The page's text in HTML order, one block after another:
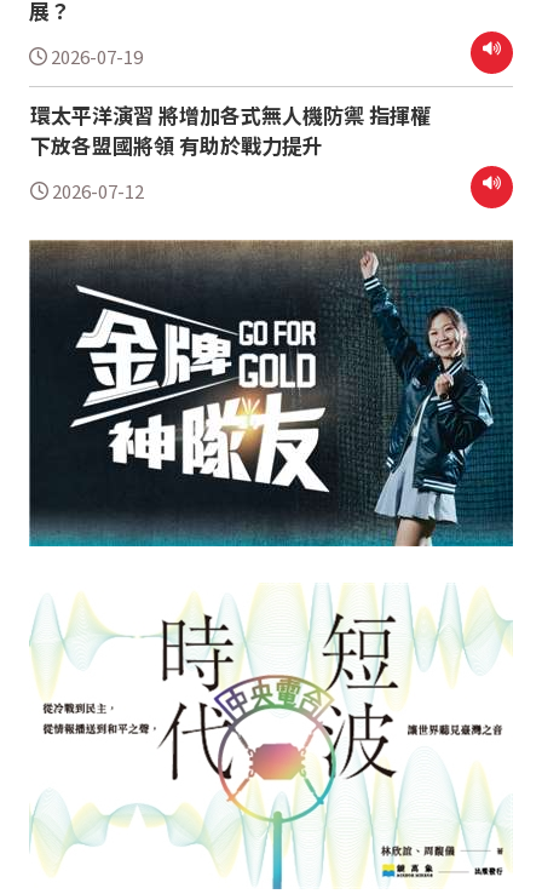
展？
2026-07-19
環太平洋演習 將增加各式無人機防禦 指揮權
下放各盟國將領 有助於戰力提升
2026-07-12